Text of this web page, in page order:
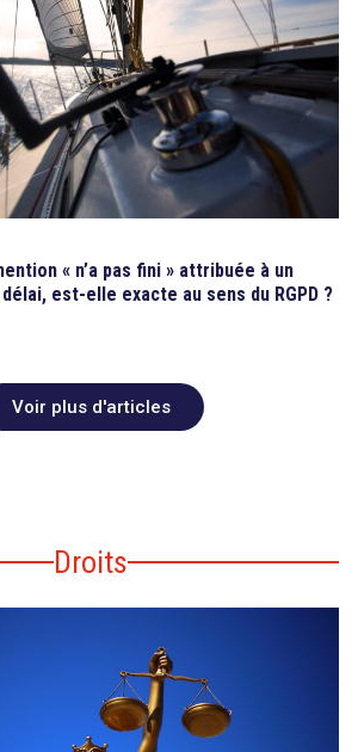
« n’a pas fini » attribuée à un
est-elle exacte au sens du RGPD ?
Voir plus d'articles
Droits